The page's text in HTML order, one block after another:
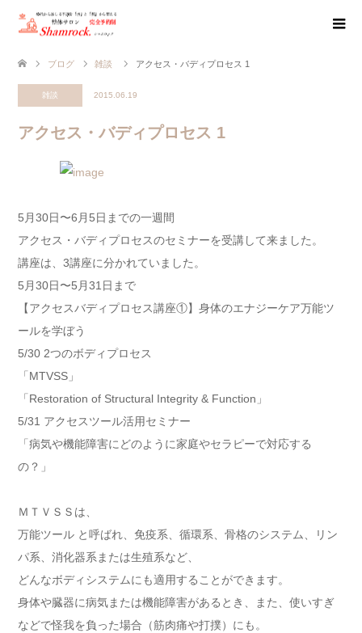
ブログ 雑談 アクセス・バディプロセス 1
雑談 2015.06.19
アクセス・バディプロセス 1
5月30日〜6月5日までの一週間
アクセス・バディプロセスのセミナーを受講して来ました。
講座は、3講座に分かれていました。
5月30日〜5月31日まで
【アクセスバディプロセス講座①】身体のエナジーケア万能ツ
ールを学ぼう
5/30 2つのボディプロセス
「MTVSS」
「Restoration of Structural Integrity & Function」
5/31 アクセスツール活用セミナー
「病気や機能障害にどのように家庭やセラピーで対応する
の？」
ＭＴＶＳＳは、
万能ツール と呼ばれ、免疫系、循環系、骨格のシステム、リン
パ系、消化器系または生殖系など、
どんなボディシステムにも適用することができます。
身体や臓器に病気または機能障害があるとき、また、使いすぎ
などで怪我を負った場合（筋肉痛や打撲）にも。